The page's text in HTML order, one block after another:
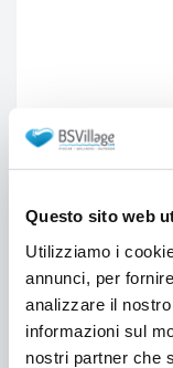
Questo sito web
Utilizziamo i
annunci, per
analizzare il
informazioni sul
nostri partner che